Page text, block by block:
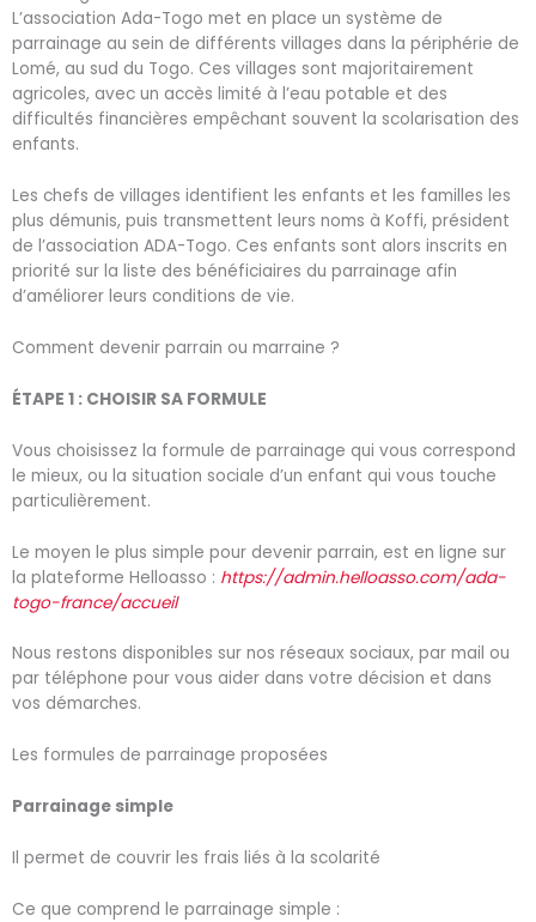
L’association Ada-Togo met en place un système de
parrainage au sein de différents villages dans la périphérie de
Lomé, au sud du Togo. Ces villages sont majoritairement
agricoles, avec un accès limité à l’eau potable et des
difficultés financières empêchant souvent la scolarisation des
enfants.
Les chefs de villages identifient les enfants et les familles les
plus démunis, puis transmettent leurs noms à Koffi, président
de l’association ADA-Togo. Ces enfants sont alors inscrits en
priorité sur la liste des bénéficiaires du parrainage afin
d’améliorer leurs conditions de vie.
Comment devenir parrain ou marraine ?
ÉTAPE 1 : CHOISIR SA FORMULE
Vous choisissez la formule de parrainage qui vous correspond
le mieux, ou la situation sociale d’un enfant qui vous touche
particulièrement.
Le moyen le plus simple pour devenir parrain, est en ligne sur
la plateforme Helloasso : https://admin.helloasso.com/ada-
togo-france/accueil
Nous restons disponibles sur nos réseaux sociaux, par mail ou
par téléphone pour vous aider dans votre décision et dans
vos démarches.
Les formules de parrainage proposées
Parrainage simple
Il permet de couvrir les frais liés à la scolarité
Ce que comprend le parrainage simple :